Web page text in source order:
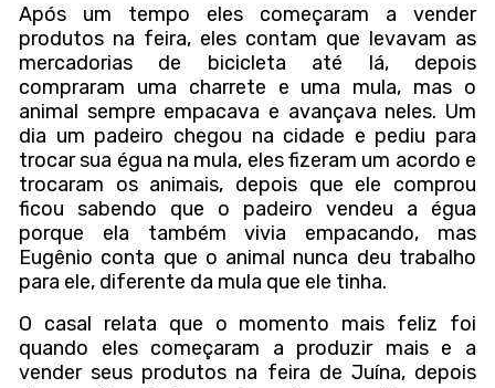
Após um tempo eles começaram a vender
produtos na feira, eles contam que levavam as
mercadorias de bicicleta até lá, depois
compraram uma charrete e uma mula, mas o
animal sempre empacava e avançava neles. Um
dia um padeiro chegou na cidade e pediu para
trocar sua égua na mula, eles fizeram um acordo e
trocaram os animais, depois que ele comprou
ficou sabendo que o padeiro vendeu a égua
porque ela também vivia empacando, mas
Eugênio conta que o animal nunca deu trabalho
para ele, diferente da mula que ele tinha.
O casal relata que o momento mais feliz foi
quando eles começaram a produzir mais e a
vender seus produtos na feira de Juína, depois